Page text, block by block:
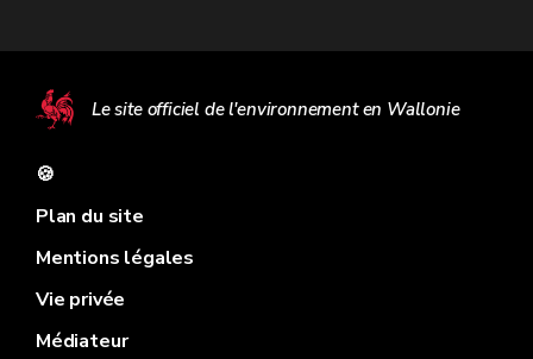
Le site officiel de l'environnement en Wallonie
🍪
Plan du site
Mentions légales
Vie privée
Médiateur